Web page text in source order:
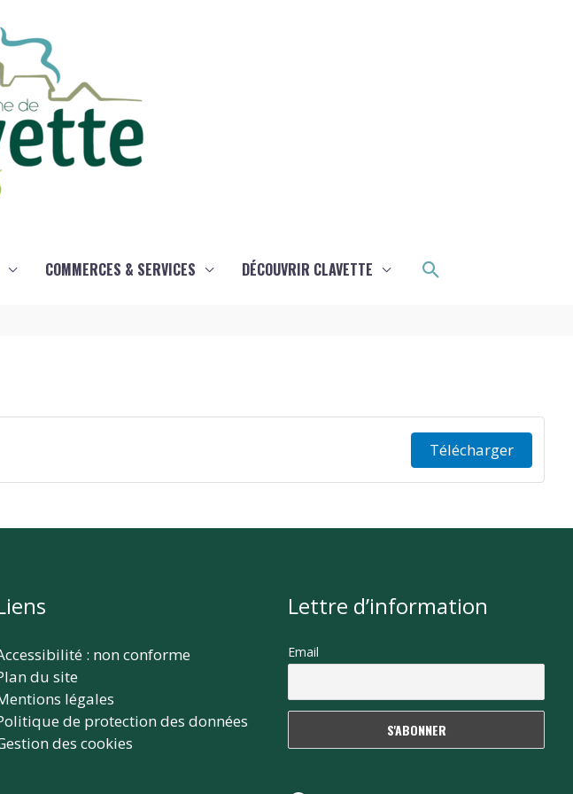
COMMERCES & SERVICES DÉCOUVRIR CLAVETTE Rechercher
Télécharger
: non conforme
du site
légales
de protection des données
des cookies
Lettre d’information
Email